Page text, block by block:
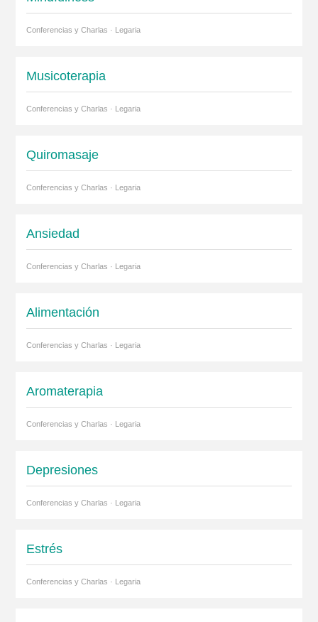
Conferencias y Charlas · Legaria
Musicoterapia
Conferencias y Charlas · Legaria
Quiromasaje
Conferencias y Charlas · Legaria
Ansiedad
Conferencias y Charlas · Legaria
Alimentación
Conferencias y Charlas · Legaria
Aromaterapia
Conferencias y Charlas · Legaria
Depresiones
Conferencias y Charlas · Legaria
Estrés
Conferencias y Charlas · Legaria